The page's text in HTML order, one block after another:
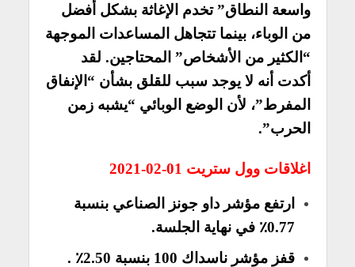
واسعة النطاق” تخدم الإغاثة بشكل أفضل
من الوباء، بينما تتجاهل المساعدات الموجهة
“الكثير من الأشخاص” المحتاجين. لقد
أكدت أنه لا يوجد سبب للقلق بشأن “الإنفاق
المفرط”، لأن الوضع الوبائي “يشبه زمن
الحرب”.
اغلاقات وول ستريت 01-02-2021
ارتفع مؤشر داو جونز الصناعي بنسبة
0.77٪ في نهاية الجلسة.
قفز مؤشر ناسداك 100 بنسبة 2.50٪ .